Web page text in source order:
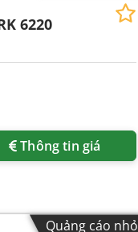
6220
Thông tin giá
Quảng cáo nhỏ